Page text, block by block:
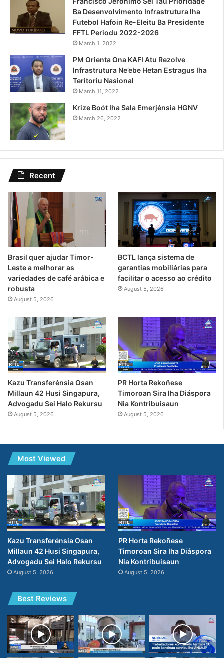
Ba Desenvolvimento Infrastrutura Iha
Futebol Hafoin Re-Eleitu Ba Presidente
FFTL Periodu 2022-2026
March 1, 2022
PM Orienta Ona KAFI Atu Rezolve
Infrastrutura Ne’ebe Hetan Estragus Iha
Teritoriu Nasional
March 11, 2022
Krize Boót Iha Sala Emerjénsia HGNV
March 26, 2022
Recent
Brasil quer ajudar Timor-
Leste a melhorar as
variedades de café arábica e
robusta
August 5, 2026
BCTL lança sistema de
garantias mobiliárias para
facilitar o acesso ao crédito
August 5, 2026
Kazu Transferénsia Osan
Millaun 42 Husi Singapura,
Advogadu Sei Halo Rekursu
August 5, 2026
PR Horta Rekoñese
Timoroan Sira Iha Diáspora
Nia Kontribuisaun
August 5, 2026
Most Viewed
Kazu Transferénsia Osan
Millaun 42 Husi Singapura,
Advogadu Sei Halo Rekursu
August 5, 2026
PR Horta Rekoñese
Timoroan Sira Iha Diáspora
Nia Kontribuisaun
August 5, 2026
Best Reviews